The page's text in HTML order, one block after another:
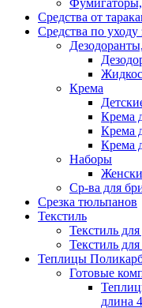
Средства от
Средства по уходу
Крема
Крема
Крема
Крема
Наборы
Ср-ва для
Срезка тюльпанов
Текстиль
Текстиль
Текстиль
Теплицы
Готовые
длина